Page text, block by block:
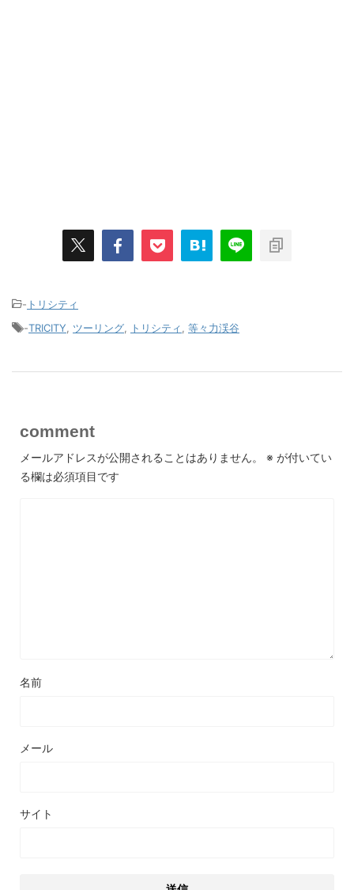
- トリシティ
-TRICITY, ツーリング, トリシティ, 等々力渓谷
comment
メールアドレスが公開されることはありません。 ※ が付いてい
る欄は必須項目です
名前
メール
サイト